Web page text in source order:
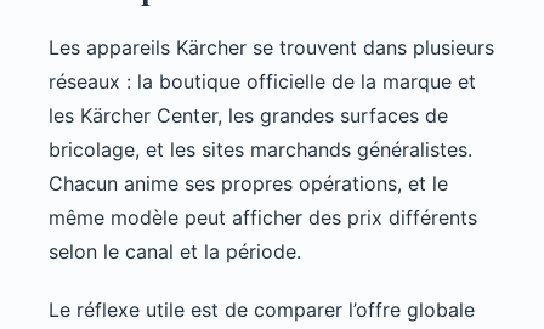
Les appareils Kärcher se trouvent dans plusieurs
réseaux : la boutique officielle de la marque et
les Kärcher Center, les grandes surfaces de
bricolage, et les sites marchands généralistes.
Chacun anime ses propres opérations, et le
même modèle peut afficher des prix différents
selon le canal et la période.
Le réflexe utile est de comparer l’offre globale